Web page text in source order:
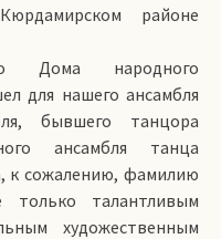
районе
Дома народного
для нашего ансамбля
бывшего танцора
ансамбля танца
к сожалению, фамилию
талантливым
художественным